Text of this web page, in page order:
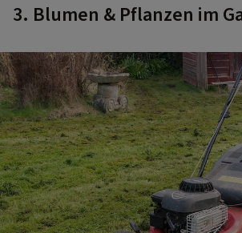
3. Blumen & Pflanzen im